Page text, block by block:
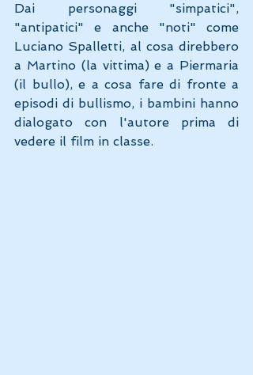
Dai personaggi "simpatici",
"antipatici" e anche "noti" come
Luciano Spalletti, al cosa direbbero
a Martino (la vittima) e a Piermaria
(il bullo), e a cosa fare di fronte a
episodi di bullismo, i bambini hanno
dialogato con l'autore prima di
vedere il film in classe.